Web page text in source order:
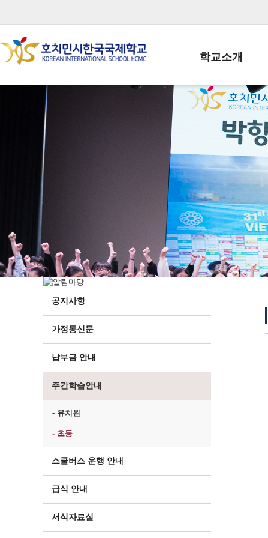
학교소개
학교장인사말
학교상징
학교연혁
교직원현황
학생현황
위치/전화
전경사진
공지사항
가정통신문
납부금 안내
주간학습안내
- 유치원
- 초등
스쿨버스 운행 안내
급식 안내
서식자료실